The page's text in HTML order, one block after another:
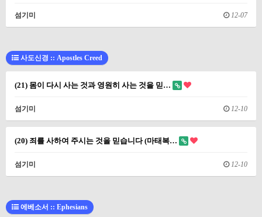
섬기미 12-07
사도신경 :: Apostles Creed
(21) 몸이 다시 사는 것과 영원히 사는 것을 믿…
섬기미 12-10
(20) 죄를 사하여 주시는 것을 믿습니다 (마태복…
섬기미 12-10
에베소서 :: Ephesians